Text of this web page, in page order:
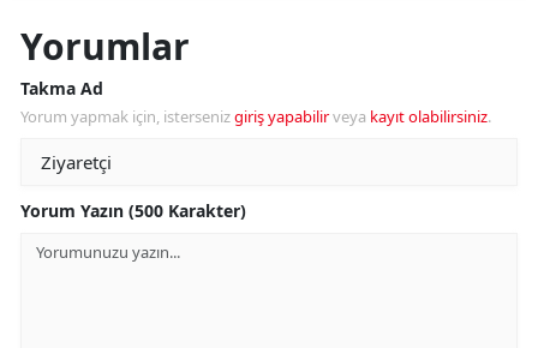
Yorumlar
Takma Ad
Yorum yapmak için, istersenizgiriş yapabilirveya kayıt olabilirsiniz.
Yorum Yazın (500 Karakter)